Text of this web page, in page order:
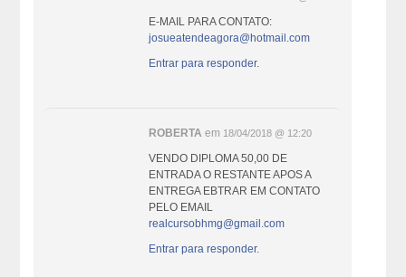
E-MAIL PARA CONTATO:
josueatendeagora@hotmail.com
Entrar para responder.
ROBERTA em 18/04/2018 @ 12:20
VENDO DIPLOMA 50,00 DE
ENTRADA O RESTANTE APOS A
ENTREGA EBTRAR EM CONTATO
PELO EMAIL
realcursobhmg@gmail.com
Entrar para responder.